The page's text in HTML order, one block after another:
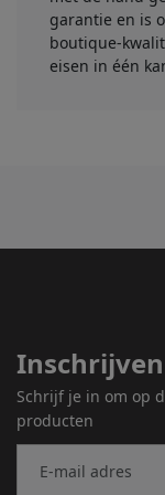
garantie en is
boutique-
eisen in één
Schrijf je in om op
producten